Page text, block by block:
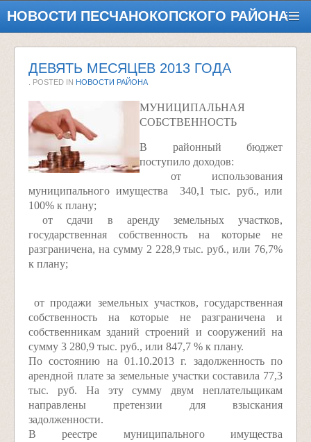
НОВОСТИ ПЕСЧАНОКОПСКОГО РАЙОНА
ДЕВЯТЬ МЕСЯЦЕВ 2013 ГОДА
. POSTED IN НОВОСТИ РАЙОНА
МУНИЦИПАЛЬНАЯ
СОБСТВЕННОСТЬ
В районный бюджет
поступило доходов:
­ от использования
муниципального имущества ­ 340,1 тыс. руб., или
100% к плану;
­ от сдачи в аренду земельных участков,
государственная собственность на которые не
разграничена, на сумму 2 228,9 тыс. руб., или 76,7%
к плану;
­ от продажи земельных участков, государственная
собственность на которые не разграничена и
собственникам зданий строений и сооружений на
сумму 3 280,9 тыс. руб., или 847,7 % к плану.
По состоянию на 01.10.2013 г. задолженность по
арендной плате за земельные участки составила 77,3
тыс. руб. На эту сумму двум неплательщикам
направлены претензии для взыскания
задолженности.
В реестре муниципального имущества